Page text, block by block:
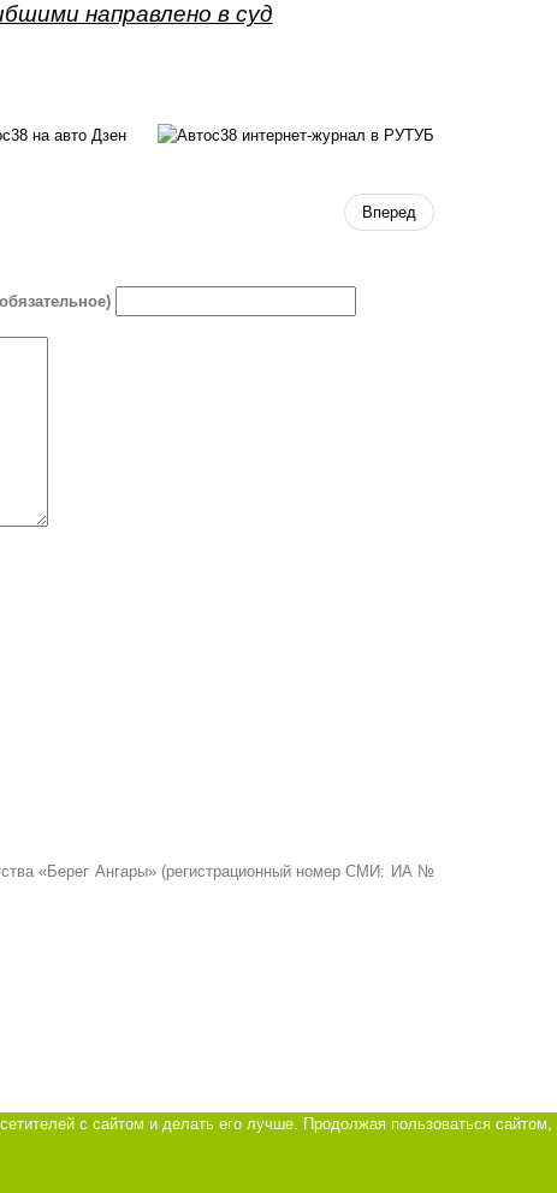
направлено в суд
Вперед
«Берег Ангары» (регистрационный номер СМИ: ИА №
с сайтом и делать его лучше. Продолжая пользоваться сайтом,